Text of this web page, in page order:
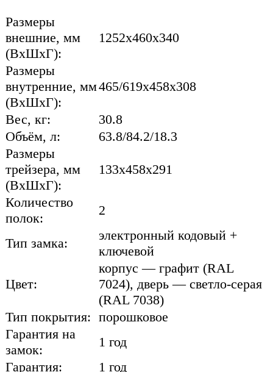
Размеры
внешние, мм
(ВхШхГ):
1252x460x340
Размеры
внутренние, мм
(ВхШхГ):
465/619x458x308
Вес, кг:
30.8
Объём, л:
63.8/84.2/18.3
Размеры
трейзера, мм
(ВхШхГ):
133x458x291
Количество
полок:
2
Тип замка:
электронный кодовый +
ключевой
Цвет:
корпус — графит (RAL
7024), дверь — светло-серая
(RAL 7038)
Тип покрытия: порошковое
Гарантия на
замок:
1 год
Гарантия:
1 год